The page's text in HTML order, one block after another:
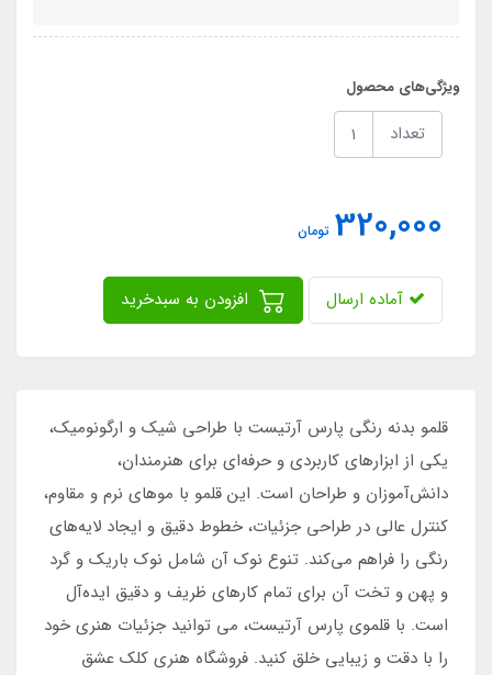
ویژگی‌های محصول
تعداد
320,000 تومان
آماده ارسال
قلمو بدنه رنگی پارس آرتیست با طراحی شیک و ارگونومیک،
یکی از ابزارهای کاربردی و حرفه‌ای برای هنرمندان،
دانش‌آموزان و طراحان است. این قلمو با موهای نرم و مقاوم،
کنترل عالی در طراحی جزئیات، خطوط دقیق و ایجاد لایه‌های
رنگی را فراهم می‌کند. تنوع نوک آن شامل نوک باریک و گرد
و پهن و تخت آن برای تمام کارهای ظریف و دقیق ایده‌آل
است. با قلموی پارس آرتیست، می توانید جزئیات هنری خود
را با دقت و زیبایی خلق کنید. فروشگاه هنری کلک عشق